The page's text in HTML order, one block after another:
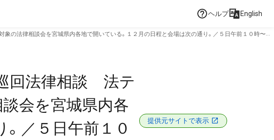
ヘルプ English
の法律相談会を宮城県内各地で開いている。１２月の日程と会場は次の通り。／５日午前１０時〜午
回法律相談 法テ
会を宮城県内各
／５日午前１０
提供元サイトで表示